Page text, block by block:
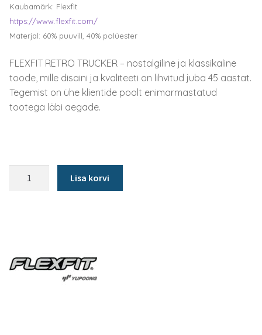
Kaubamärk: Flexfit
https://www.flexfit.com/
Materjal: 60% puuvill, 40% polüester
FLEXFIT RETRO TRUCKER – nostalgiline ja klassikaline
toode, mille disaini ja kvaliteeti on lihvitud juba 45 aastat.
Tegemist on ühe klientide poolt enimarmastatud
tootega läbi aegade.
Lisa korvi